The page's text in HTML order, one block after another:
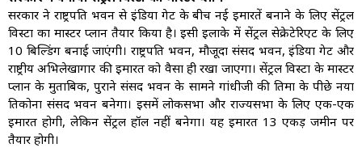
सरकार ने राष्ट्रपति भवन से इंडिया गेट के बीच नई इमारतें बनाने के लिए सेंट्रल
विस्टा का मास्टर प्लान तैयार किया है। इसी इलाके में सेंट्रल सेक्रेटेरिएट के लिए
10 बिल्डिंग बनाई जाएंगी। राष्ट्रपति भवन, मौजूदा संसद भवन, इंडिया गेट और
राष्ट्रीय अभिलेखागार की इमारत को वैसा ही रखा जाएगा। सेंट्रल विस्टा के मास्टर
प्लान के मुताबिक, पुराने संसद भवन के सामने गांधीजी की प्रतिमा के पीछे नया
तिकोना संसद भवन बनेगा। इसमें लोकसभा और राज्यसभा के लिए एक-एक
इमारत होगी, लेकिन सेंट्रल हॉल नहीं बनेगा। यह इमारत 13 एकड़ जमीन पर
तैयार होगी।